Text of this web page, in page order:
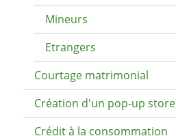
Mineurs
Etrangers
Courtage matrimonial
Création d'un pop-up store
Crédit à la consommation